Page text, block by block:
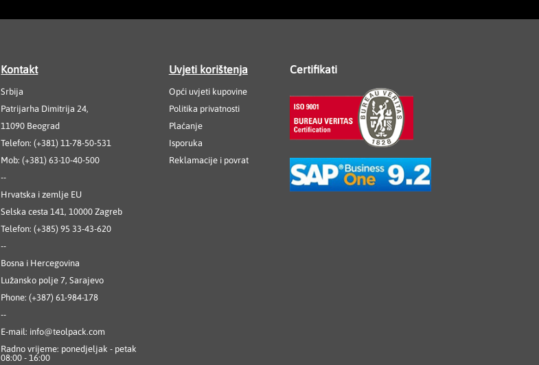
Kontakt
Srbija
Patrijarha Dimitrija 24,
11090 Beograd
Telefon: (+381) 11-78-50-531
Mob: (+381) 63-10-40-500
--
Hrvatska i zemlje EU
Selska cesta 141, 10000 Zagreb
Telefon: (+385) 95 33-43-620
--
Bosna i Hercegovina
Lužansko polje 7, Sarajevo
Phone: (+387) 61-984-178
--
E-mail: info@teolpack.com
Radno vrijeme: ponedjeljak - petak
08:00 - 16:00
Uvjeti korištenja
Opći uvjeti kupovine
Politika privatnosti
Plaćanje
Isporuka
Reklamacije i povrat
Certifikati